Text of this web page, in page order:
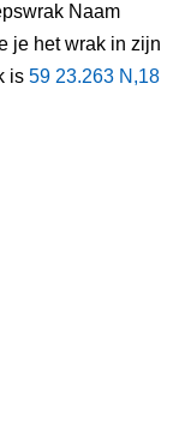
Naam
je het wrak in zijn
is 59 23.263 N,18